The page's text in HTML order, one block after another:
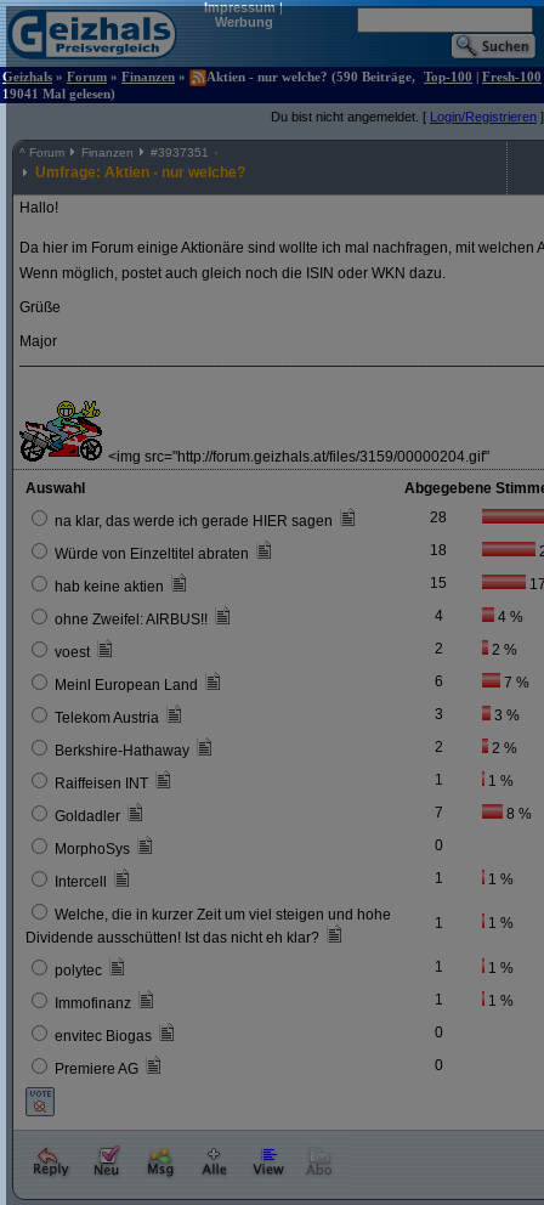
Impressum|
Werbung
Geizhals » Forum » Finanzen »
Aktien - nur welche? (590 Beiträge,
19041 Mal gelesen)
Top-100 | Fresh-100
Du bist nicht angemeldet. [ Login/Registrieren ]
^ Forum Finanzen #3937351
Umfrage: Aktien - nur welche?
Hallo!
Da hier im Forum einige Aktionäre sind wollte ich mal nachfragen, mit welchen
Wenn möglich, postet auch gleich noch die ISIN oder WKN dazu.
Grüße
Major
<img src="http://forum.geizhals.at/files/3159/00000204.gif"
Auswahl
Abgegebene
na klar, das werde ich gerade HIER sagen
28
Würde von Einzeltitel abraten 18
hab keine aktien 15
ohne Zweifel: AIRBUS!! 4 4 %
voest 2 2 %
Meinl European Land 6 7 %
Telekom Austria 3 3 %
Berkshire-Hathaway 2 2 %
Raiffeisen INT 1 1 %
Goldadler 7 8 %
MorphoSys 0
Intercell 1 1 %
Welche, die in kurzer Zeit um viel steigen und hohe
Dividende ausschütten! Ist das nicht eh klar?
1 1 %
polytec 1 1 %
Immofinanz 1 1 %
envitec Biogas 0
Premiere AG 0